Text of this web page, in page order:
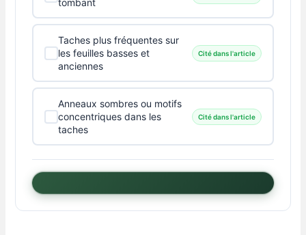
tombant
Taches plus fréquentes sur
les feuilles basses et
anciennes
Cité dans l'article
Anneaux sombres ou motifs
concentriques dans les
taches
Cité dans l'article